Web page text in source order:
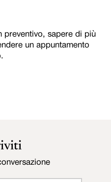
preventivo, sapere di più
un appuntamento